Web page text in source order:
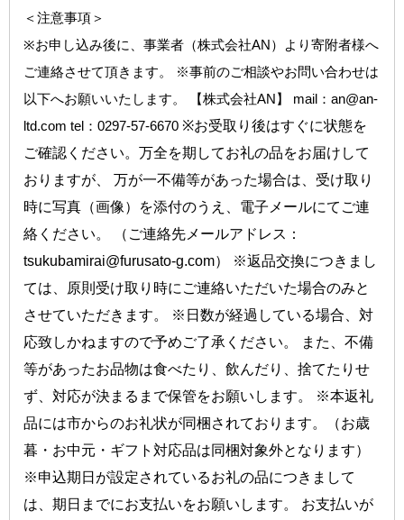
＜注意事項＞
※お申し込み後に、事業者（株式会社AN）より寄附者様へ
ご連絡させて頂きます。 ※事前のご相談やお問い合わせは
以下へお願いいたします。 【株式会社AN】 mail：an@an-
ltd.com tel：0297-57-6670 ※お受取り後はすぐに状態を
ご確認ください。万全を期してお礼の品をお届けして
おりますが、 万が一不備等があった場合は、受け取り
時に写真（画像）を添付のうえ、電子メールにてご連
絡ください。 （ご連絡先メールアドレス：
tsukubamirai@furusato-g.com） ※返品交換につきまし
ては、原則受け取り時にご連絡いただいた場合のみと
させていただきます。 ※日数が経過している場合、対
応致しかねますので予めご了承ください。 また、不備
等があったお品物は食べたり、飲んだり、捨てたりせ
ず、対応が決まるまで保管をお願いします。 ※本返礼
品には市からのお礼状が同梱されております。（お歳
暮・お中元・ギフト対応品は同梱対象外となります）
※申込期日が設定されているお礼の品につきまして
は、期日までにお支払いをお願いします。 お支払いが